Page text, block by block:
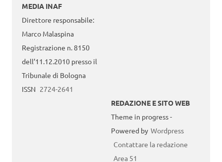
MEDIA INAF
Direttore responsabile:
Marco Malaspina
Registrazione n. 8150
dell’11.12.2010 presso il
Tribunale di Bologna
ISSN 2724-2641
REDAZIONE E SITO WEB
Theme in progress -
Powered by Wordpress
Contattare la redazione
Area 51